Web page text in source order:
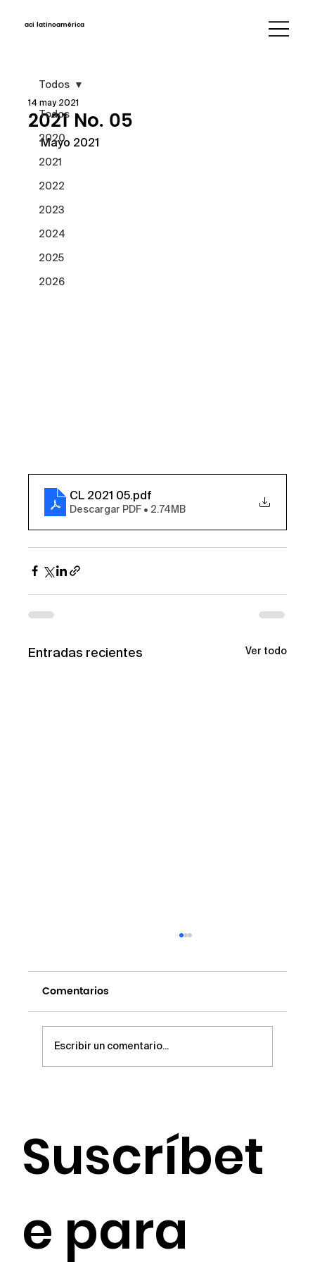
aci latinoamérica
Todos
2020
2021
2022
2023
2024
2025
2026
Todos
2021 No. 05
14 may 2021
Mayo 2021
CL 2021 05.pdf
Descargar PDF • 2.74MB
Entradas recientes Ver todo
Comentarios
Escribir un comentario...
Suscríbet
e para